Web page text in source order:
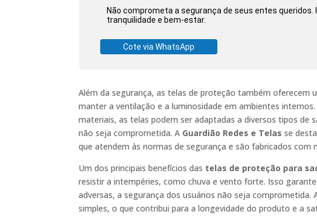
Não comprometa a segurança de seus entes
tranquilidade e bem-estar.
Cote via WhatsApp
Além da segurança, as telas de proteção também oferecem
manter a ventilação e a luminosidade em ambientes
materiais, as telas podem ser adaptadas a diversos tipos de
não seja comprometida. A Guardião Redes e Telas se
que atendem às normas de segurança e são fabricados com
Um dos principais benefícios das telas de proteção para
resistir a intempéries, como chuva e vento forte. Isso
adversas, a segurança dos usuários não seja comprometida.
simples, o que contribui para a longevidade do produto e a